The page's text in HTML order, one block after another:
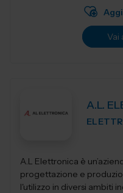
Vai
A.L.
A.L Elettronica è
progettazione e
l'utilizzo in diversi ambiti